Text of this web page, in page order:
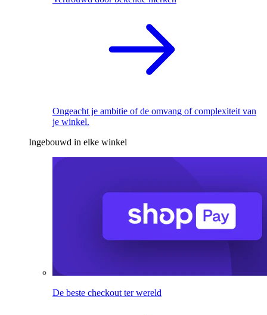
Ongeacht je ambitie of de omvang of complexiteit van
je winkel.
Ingebouwd in elke winkel
De beste checkout ter wereld